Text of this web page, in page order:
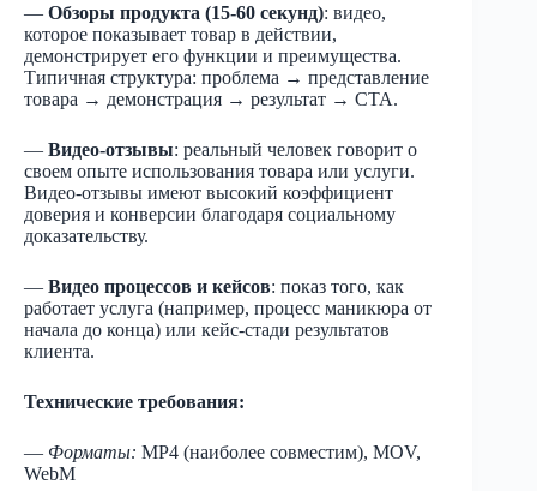
— Обзоры продукта (15-60 секунд): видео,
которое показывает товар в действии,
демонстрирует его функции и преимущества.
Типичная структура: проблема → представление
товара → демонстрация → результат → CTA.
— Видео-отзывы: реальный человек говорит о
своем опыте использования товара или услуги.
Видео-отзывы имеют высокий коэффициент
доверия и конверсии благодаря социальному
доказательству.
— Видео процессов и кейсов: показ того, как
работает услуга (например, процесс маникюра от
начала до конца) или кейс-стади результатов
клиента.
Технические требования:
— Форматы: MP4 (наиболее совместим), MOV,
WebM